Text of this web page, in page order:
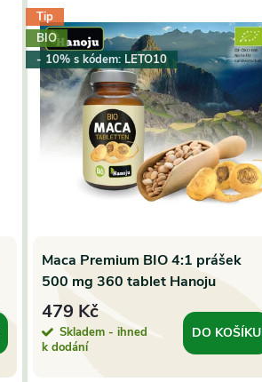
Tip
BIO
- 10% s kódem: LETO10
Maca Premium BIO 4:1 prášek
500 mg 360 tablet Hanoju
479 Kč
Skladem - ihned
k dodání
DO KOŠÍKU